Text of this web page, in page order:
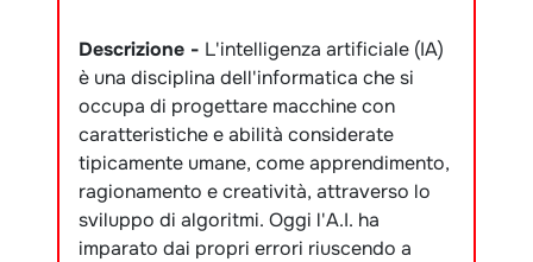
Descrizione - L'intelligenza artificiale (IA)
è una disciplina dell'informatica che si
occupa di progettare macchine con
caratteristiche e abilità considerate
tipicamente umane, come apprendimento,
ragionamento e creatività, attraverso lo
sviluppo di algoritmi. Oggi l'A.I. ha
imparato dai propri errori riuscendo a